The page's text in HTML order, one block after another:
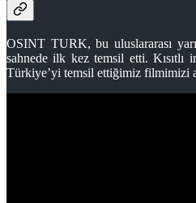
OSINT TURK, bu uluslararası
sahnede ilk kez temsil etti. Kısıtlı
Türkiye’yi temsil ettiğimiz filmimizi